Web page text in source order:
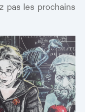
pas les prochains